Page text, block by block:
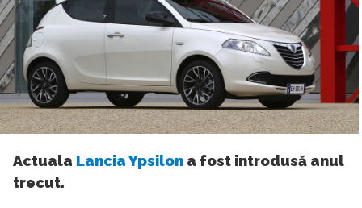
Actuala Lancia Ypsilon a fost introdusă anul
trecut.